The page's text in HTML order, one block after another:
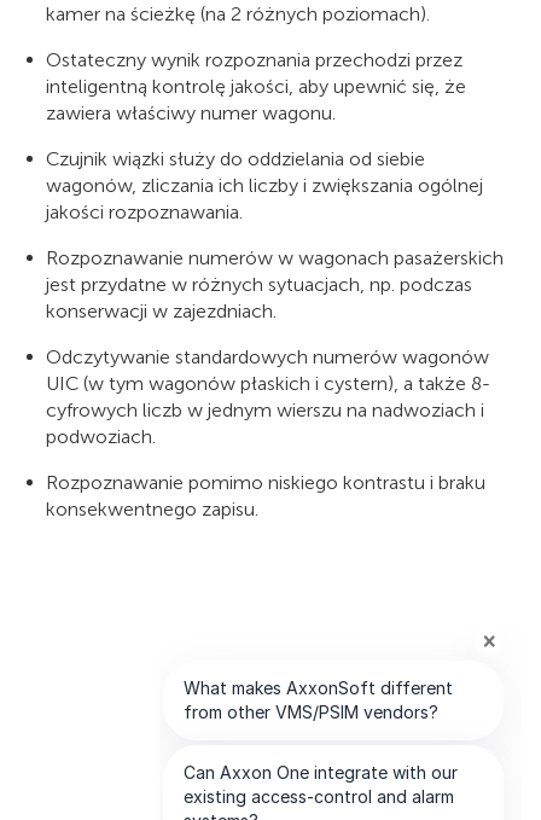
kamer na ścieżkę (na 2 różnych poziomach).
Ostateczny wynik rozpoznania przechodzi przez
inteligentną kontrolę jakości, aby upewnić się, że
zawiera właściwy numer wagonu.
Czujnik wiązki służy do oddzielania od siebie
wagonów, zliczania ich liczby i zwiększania ogólnej
jakości rozpoznawania.
Rozpoznawanie numerów w wagonach pasażerskich
jest przydatne w różnych sytuacjach, np. podczas
konserwacji w zajezdniach.
Odczytywanie standardowych numerów wagonów
UIC (w tym wagonów płaskich i cystern), a także 8-
cyfrowych liczb w jednym wierszu na nadwoziach i
podwoziach.
Rozpoznawanie pomimo niskiego kontrastu i braku
konsekwentnego zapisu.